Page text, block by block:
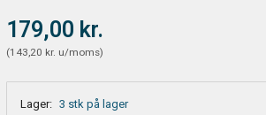
179,00 kr.
(143,20 kr. u/moms)
Lager: 3 stk på lager